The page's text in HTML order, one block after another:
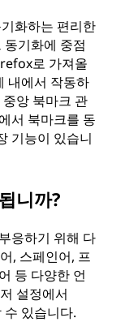
화하는 편리한
기화에 중점
로 가져올
내에서 작동하
앙 북마크 관
서 북마크를 동
기능이 있습니
니까?
응하기 위해 다
, 스페인어, 프
등 다양한 언
설정에서
있습니다.